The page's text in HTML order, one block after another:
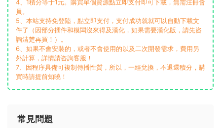
4、1積分等于1元。購買單個資源點立即支付即可下載，無需注冊會
員。
5、本站支持免登陸，點立即支付，支付成功就就可以自動下載文
件了（因部分插件和模闆沒來得及漢化，如果需要漢化版，請先咨
詢清楚再買！）。
6、如果不會安裝的，或者不會使用的以及二次開發需求，費用另
外計算，詳情請咨詢客服！
7、因程序具備可複制傳播性質，所以，一經兌換，不退還積分，購
買時請提前知曉！
常見問題